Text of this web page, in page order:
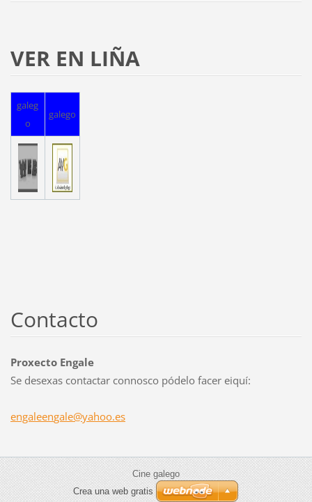
VER EN LIÑA
galeg
o
galego
Contacto
Proxecto Engale
Se desexas contactar connosco pódelo facer eiquí:
engaleengale@yahoo.es
Cine galego
Crea una web gratis